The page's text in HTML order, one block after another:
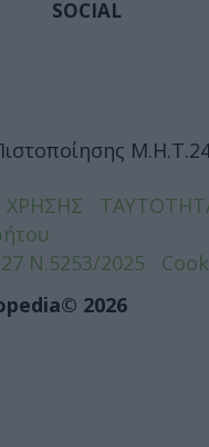
SOCIAL
ΧΡΗΣΗΣ
Ν.5253/2025
2026